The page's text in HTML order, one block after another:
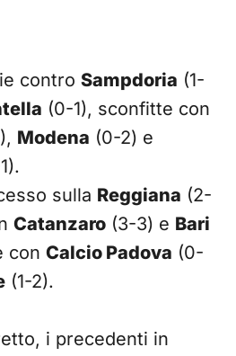
contro Sampdoria (1-
(0-1), sconfitte con
Modena (0-2) e
sulla Reggiana (2-
Catanzaro (3-3) e Bari
con Calcio Padova (0-
(1-2).
i precedenti in